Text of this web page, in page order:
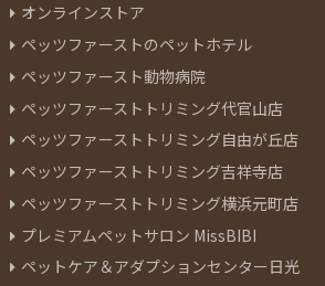
オンラインストア
ペッツファーストのペットホテル
ペッツファースト動物病院
ペッツファーストトリミング代官山店
ペッツファーストトリミング自由が丘店
ペッツファーストトリミング吉祥寺店
ペッツファーストトリミング横浜元町店
プレミアムペットサロン MissBIBI
ペットケア＆アダプションセンター日光